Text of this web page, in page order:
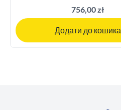
756,00 zł
Додати до кошика